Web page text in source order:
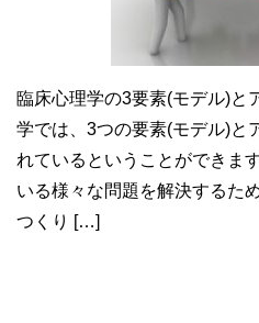
臨床心理学の3要素(モデル)と
学では、3つの要素(モデル)と
れているということができま
いる様々な問題を解決するた
つくり […]